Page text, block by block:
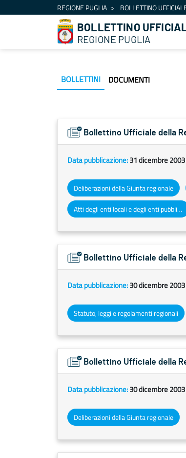
Skip to ContentREGIONE PUGLIA BOLLETTINO
BOLLETTINO
REGIONE PUGLIA
BOLLETTINI DOCUMENTI
Bollettino Ufficiale della
Data pubblicazione:31 dicembre 2003
Deliberazioni della Giunta regionale
Atti degli enti locali e degli enti pubblici e privati
Bollettino Ufficiale della
Data pubblicazione:30 dicembre 2003
Statuto, leggi e regolamenti regionali
Bollettino Ufficiale della
Data pubblicazione:30 dicembre 2003
Deliberazioni della Giunta regionale